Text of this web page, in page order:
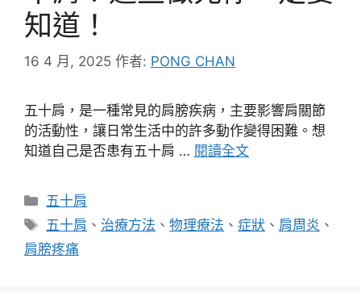
知道！
16 4 月, 2025 作者: PONG CHAN
五十肩，是一種常見的肩膀疾病，主要影響肩關節
的活動性，讓日常生活中的許多動作變得困難。想
知道自己是否患有五十肩 … 閱讀全文
分
類
五十肩
標
籤
五十肩 、 治療方法 、物理療法 、症狀 、 肩周炎 、
肩膀疼痛